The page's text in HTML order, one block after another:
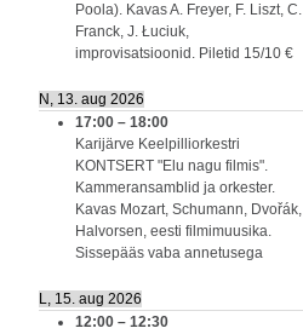
Poola). Kavas A. Freyer, F. Liszt, C.
Franck, J. Łuciuk,
improvisatsioonid. Piletid 15/10 €
N, 13. aug 2026
17:00 – 18:00
Karijärve Keelpilliorkestri
KONTSERT "Elu nagu filmis".
Kammeransamblid ja orkester.
Kavas Mozart, Schumann, Dvořák,
Halvorsen, eesti filmimuusika.
Sissepääs vaba annetusega
L, 15. aug 2026
12:00 – 12:30